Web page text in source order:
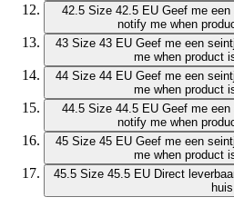
42.5 Size 42.5 EU Geef me een
notify me when
43 Size 43 EU Geef me een
me when product
44 Size 44 EU Geef me een
me when product
44.5 Size 44.5 EU Geef me een
notify me when
45 Size 45 EU Geef me een
me when product
45.5 Size 45.5 EU Direct
huis